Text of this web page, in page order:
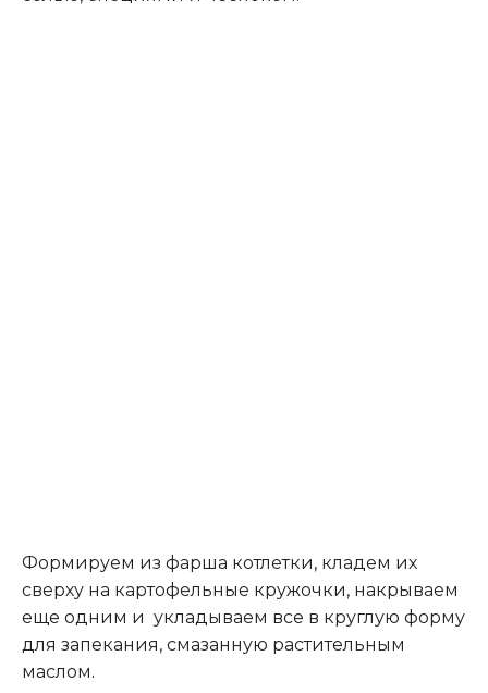
Формируем из фарша котлетки, кладем их
сверху на картофельные кружочки, накрываем
еще одним и укладываем все в круглую форму
для запекания, смазанную растительным
маслом.